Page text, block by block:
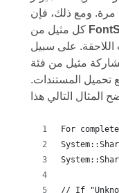
مرة. ومع ذلك، فإن
كل مثيل من
على سبيل
تحميل المستندات.
For
// If